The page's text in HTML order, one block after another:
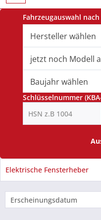
Fahrzeugauswahl
Hersteller wählen
jetzt noch Modell
Baujahr wählen
Schlüsselnummer
Elektrische Fensterheber